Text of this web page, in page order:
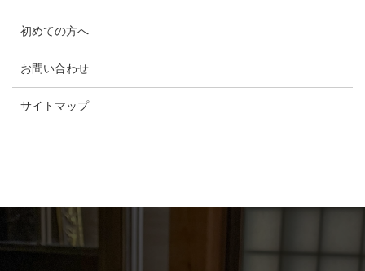
初めての方へ
お問い合わせ
サイトマップ